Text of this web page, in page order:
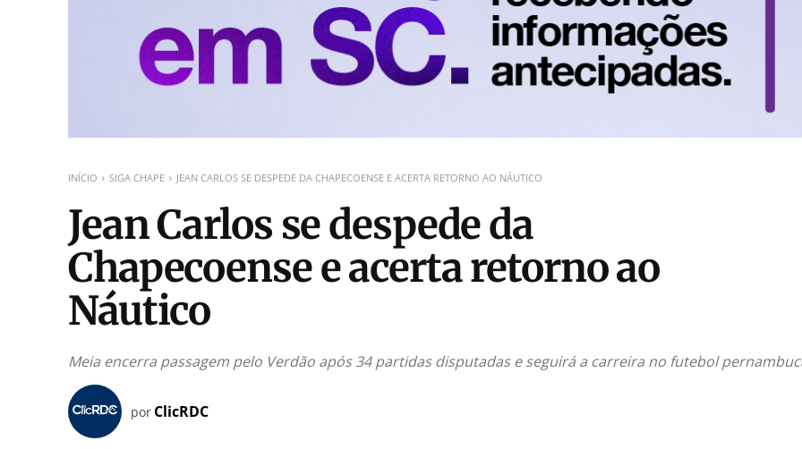
INÍCIO SIGA CHAPE JEAN CARLOS SE DESPEDE DA CHAPECOENSE E ACERTA RETORNO AO NÁUTICO
Jean Carlos se despede da
Chapecoense e acerta retorno ao
Náutico
Meia encerra passagem pelo Verdão após 34 partidas disputadas e seguirá a carreira no futebol
por ClicRDC